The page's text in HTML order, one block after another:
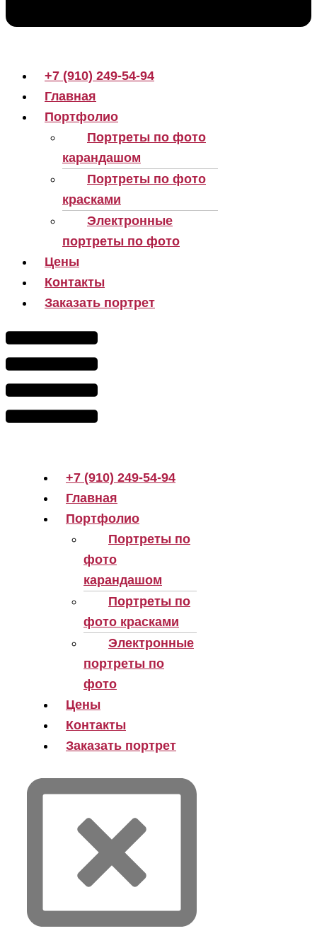
+7 (910) 249-54-94
Главная
Портфолио
Портреты по фото
карандашом
Портреты по фото
красками
Электронные
портреты по фото
Цены
Контакты
Заказать портрет
+7 (910) 249-54-94
Главная
Портфолио
Портреты по
фото
карандашом
Портреты по
фото красками
Электронные
портреты по
фото
Цены
Контакты
Заказать портрет